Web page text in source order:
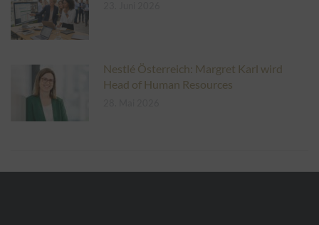
Nestlé Österreich: Margret Karl wird
Head of Human Resources